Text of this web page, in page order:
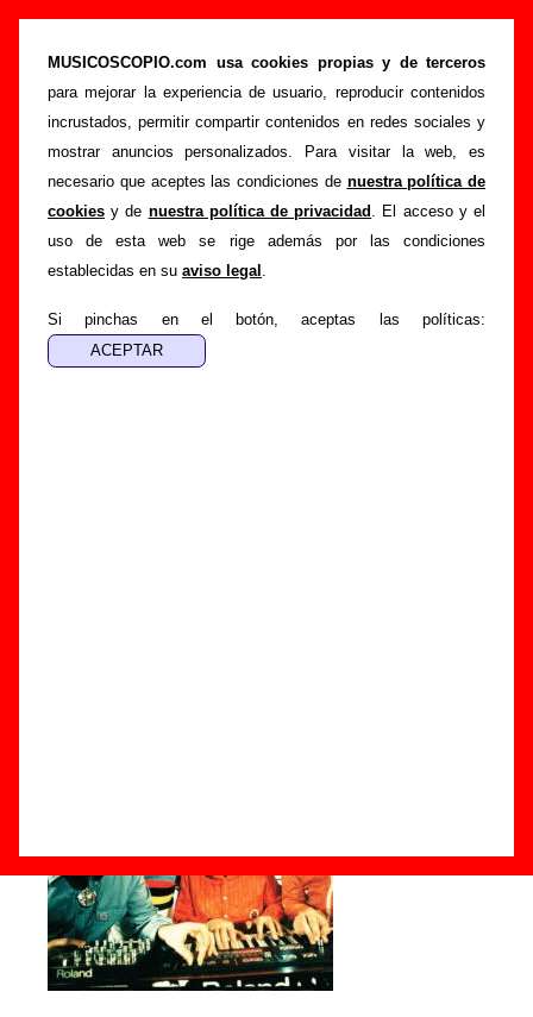
MUSICOSCOPIO.com usa cookies propias y de terceros
para mejorar la experiencia de usuario, reproducir contenidos
incrustados, permitir compartir contenidos en redes sociales y
mostrar anuncios personalizados. Para visitar la web, es
necesario que aceptes las condiciones de nuestra política de
cookies y de nuestra política de privacidad . El acceso y el
uso de esta web se rige además por las condiciones
establecidas en su aviso legal .
Si pinchas en el botón, aceptas las políticas:
Biografía de Los Magnéticos: miembros,
historia y publicaciones
Portada >Los Magnéticos
Esta página recopila información sobre la biografía de
Magnéticos : sus componentes iniciales y los cambios de
formación, su trayectoria y otros grupos relacionados, los
discos y las canciones que han publicado, enlaces con
información adicional... Si lo deseas, puedes ayudar a
corrigiendo la existente.
El texto de esta biografía fue escrito por Guillermo Albaida